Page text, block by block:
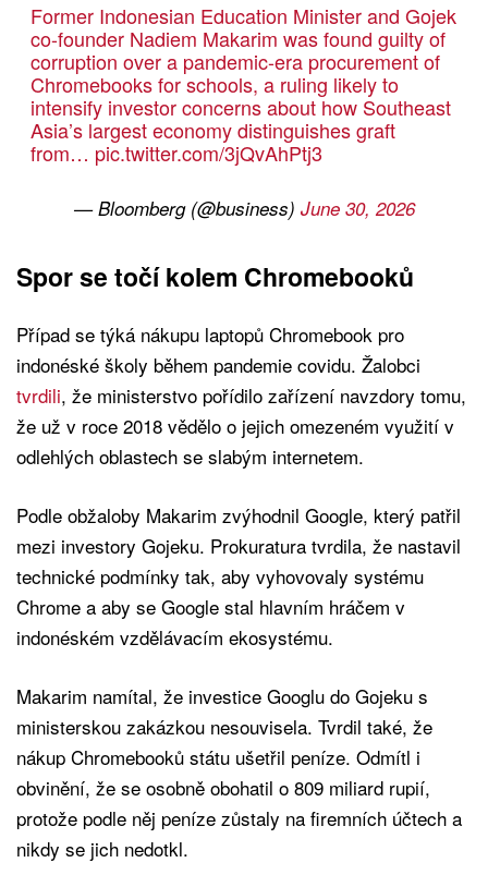
Former Indonesian Education Minister and Gojek
co-founder Nadiem Makarim was found guilty of
corruption over a pandemic-era procurement of
Chromebooks for schools, a ruling likely to
intensify investor concerns about how Southeast
Asia’s largest economy distinguishes graft
from… pic.twitter.com/3jQvAhPtj3
— Bloomberg (@business) June 30, 2026
Spor se točí kolem Chromebooků
Případ se týká nákupu laptopů Chromebook pro
indonéské školy během pandemie covidu. Žalobci
tvrdili, že ministerstvo pořídilo zařízení navzdory tomu,
že už v roce 2018 vědělo o jejich omezeném využití v
odlehlých oblastech se slabým internetem.
Podle obžaloby Makarim zvýhodnil Google, který patřil
mezi investory Gojeku. Prokuratura tvrdila, že nastavil
technické podmínky tak, aby vyhovovaly systému
Chrome a aby se Google stal hlavním hráčem v
indonéském vzdělávacím ekosystému.
Makarim namítal, že investice Googlu do Gojeku s
ministerskou zakázkou nesouvisela. Tvrdil také, že
nákup Chromebooků státu ušetřil peníze. Odmítl i
obvinění, že se osobně obohatil o 809 miliard rupií,
protože podle něj peníze zůstaly na firemních účtech a
nikdy se jich nedotkl.